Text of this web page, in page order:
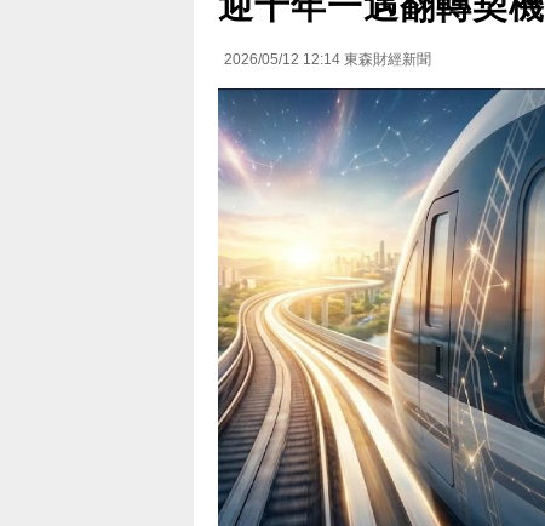
2026/05/12 12:14 東森財經新聞